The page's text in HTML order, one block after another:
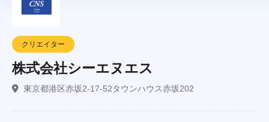
クリエイター
株式会社シーエヌエス
東京都港区赤坂2-17-52タウンハウス赤坂202